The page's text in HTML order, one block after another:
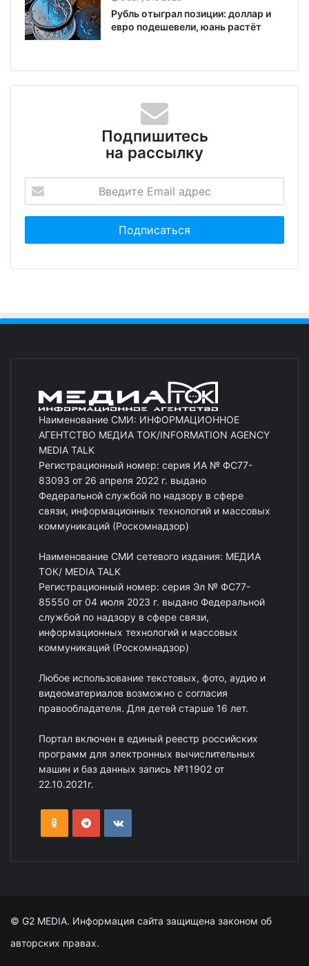
Рубль отыграл позиции: доллар и
евро подешевели, юань растёт
Подпишитесь
на рассылку
Наименование СМИ: ИНФОРМАЦИОННОЕ
АГЕНТСТВО МЕДИА ТОК/INFORMATION AGENCY
MEDIA TALK
Регистрационный номер: серия ИА № ФС77-
83093 от 26 апреля 2022 г. выдано
Федеральной службой по надзору в сфере
связи, информационных технологий и массовых
коммуникаций (Роскомнадзор)
Наименование СМИ сетевого издания: МЕДИА
ТОК/ MEDIA TALK
Регистрационный номер: серия Эл № ФС77-
85550 от 04 июля 2023 г. выдано Федеральной
службой по надзору в сфере связи,
информационных технологий и массовых
коммуникаций (Роскомнадзор)
Любое использование текстовых, фото, аудио и
видеоматериалов возможно с согласия
правообладателя. Для детей старше 16 лет.
Портал включен в единый реестр российских
программ для электронных вычислительных
машин и баз данных запись №11902 от
22.10.2021г.
© G2 MEDIA. Информация сайта защищена законом об
авторских правах.